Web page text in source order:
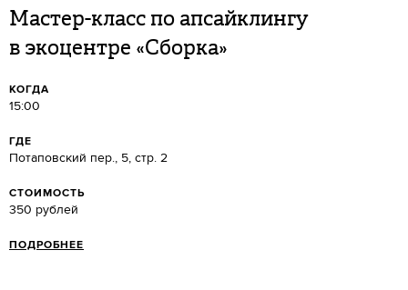
Мастер-класс по апсайклингу
в экоцентре «Сборка»
КОГДА
15:00
ГДЕ
Потаповский пер., 5, стр. 2
СТОИМОСТЬ
350 рублей
ПОДРОБНЕЕ